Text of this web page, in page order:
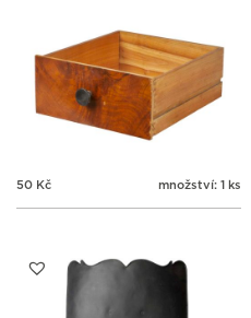
50 Kč množství: 1 ks